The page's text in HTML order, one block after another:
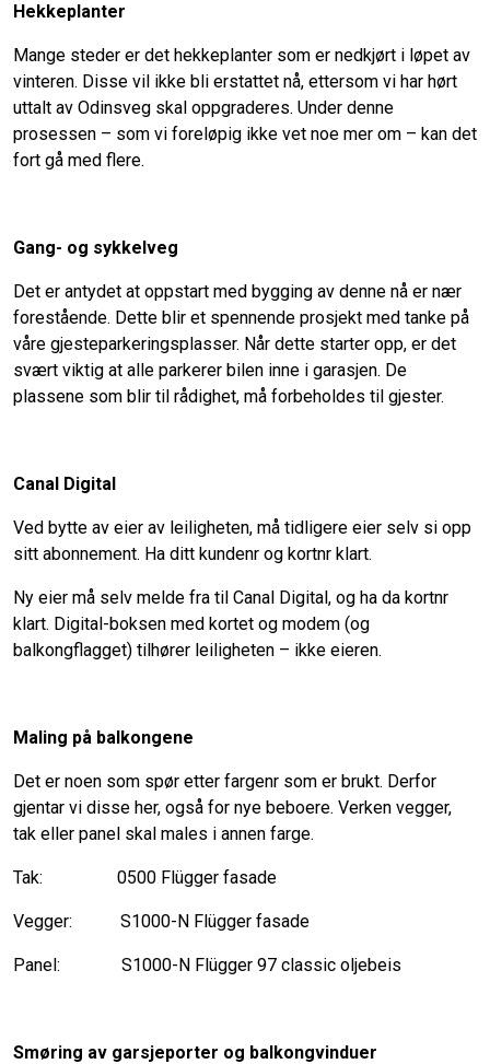
Hekkeplanter
Mange steder er det hekkeplanter som er nedkjørt i løpet av
vinteren. Disse vil ikke bli erstattet nå, ettersom vi har hørt
uttalt av Odinsveg skal oppgraderes. Under denne
prosessen – som vi foreløpig ikke vet noe mer om – kan det
fort gå med flere.
Gang- og sykkelveg
Det er antydet at oppstart med bygging av denne nå er nær
forestående. Dette blir et spennende prosjekt med tanke på
våre gjesteparkeringsplasser. Når dette starter opp, er det
svært viktig at alle parkerer bilen inne i garasjen. De
plassene som blir til rådighet, må forbeholdes til gjester.
Canal Digital
Ved bytte av eier av leiligheten, må tidligere eier selv si opp
sitt abonnement. Ha ditt kundenr og kortnr klart.
Ny eier må selv melde fra til Canal Digital, og ha da kortnr
klart. Digital-boksen med kortet og modem (og
balkongflagget) tilhører leiligheten – ikke eieren.
Maling på balkongene
Det er noen som spør etter fargenr som er brukt. Derfor
gjentar vi disse her, også for nye beboere. Verken vegger,
tak eller panel skal males i annen farge.
Tak: 0500 Flügger fasade
Vegger: S1000-N Flügger fasade
Panel: S1000-N Flügger 97 classic oljebeis
Smøring av garsjeporter og balkongvinduer